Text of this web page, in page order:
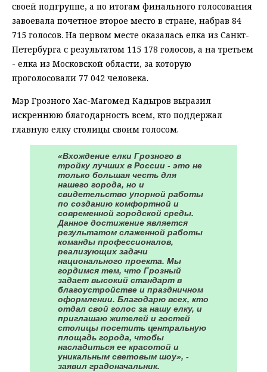
своей подгруппе, а по итогам финального голосования
завоевала почетное второе место в стране, набрав 84
715 голосов. На первом месте оказалась елка из Санкт-
Петербурга с результатом 115 178 голосов, а на третьем
- елка из Московской области, за которую
проголосовали 77 042 человека.
Мэр Грозного Хас-Магомед Кадыров выразил
искреннюю благодарность всем, кто поддержал
главную елку столицы своим голосом.
«Вхождение елки Грозного в
тройку лучших в России - это не
только большая честь для
нашего города, но и
свидетельство упорной работы
по созданию комфортной и
современной городской среды.
Данное достижение является
результатом слаженной работы
команды профессионалов,
реализующих задачи
национального проекта. Мы
гордимся тем, что Грозный
задает высокий стандарт в
благоустройстве и праздничном
оформлении. Благодарю всех, кто
отдал свой голос за нашу елку, и
приглашаю жителей и гостей
столицы посетить центральную
площадь города, чтобы
насладиться ее красотой и
уникальным световым шоу», -
заявил градоначальник.